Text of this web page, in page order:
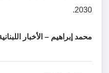
2030.
محمد إبراهيم – الأخبار